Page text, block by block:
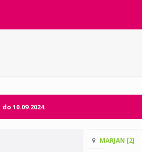
do 10.09.2024.
MARJAN [2]